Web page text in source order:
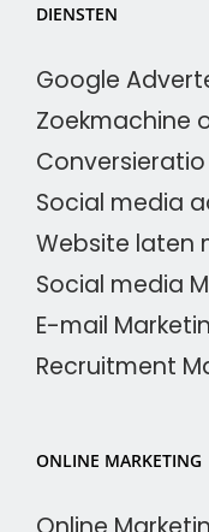
DIENSTEN
Google
Zoekmachine
Social media
Website laten
Social media
E-mail
Recruitment
ONLINE MARKETING